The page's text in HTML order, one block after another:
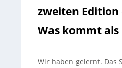
zweiten Edition
Was kommt als
Wir haben gelernt. Das